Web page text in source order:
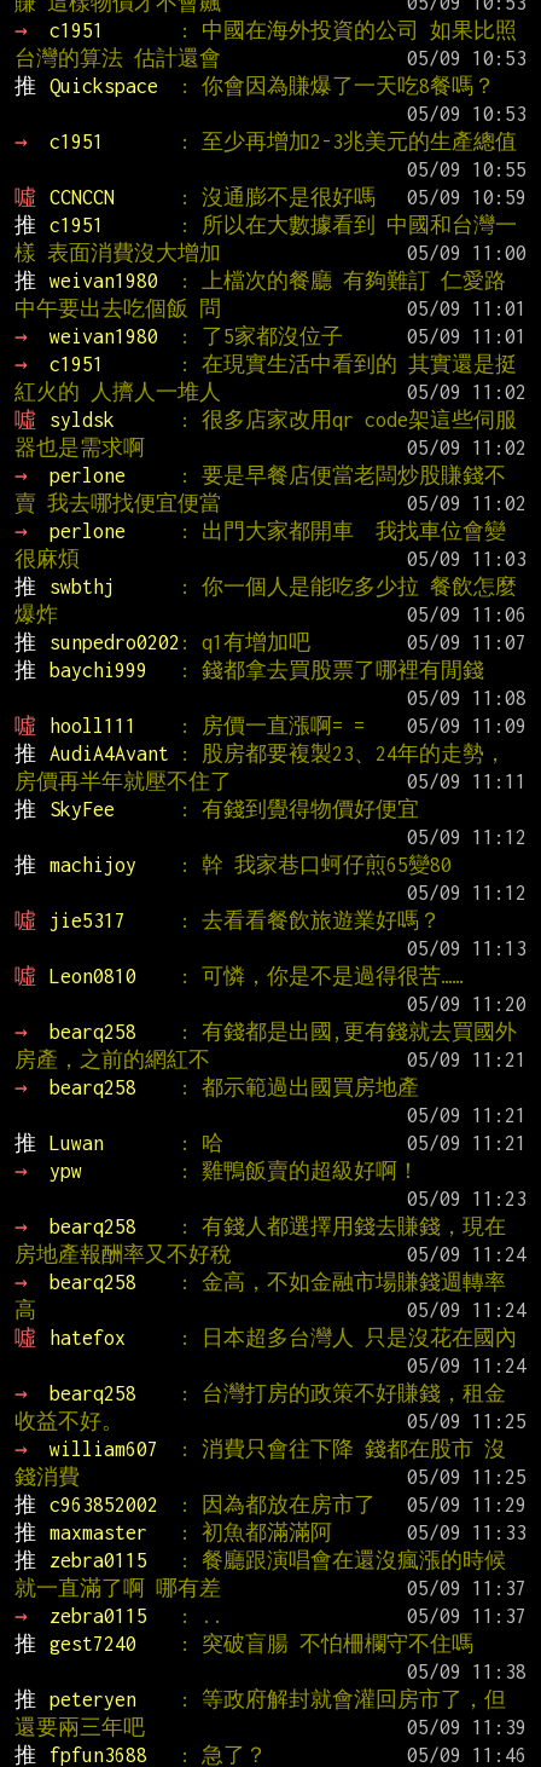
→
c1951
: 中國在海外投資的公司 如果比照
台灣的算法 估計還會
推
Quickspace
: 你會因為賺爆了一天吃8餐嗎？
→
c1951
: 至少再增加2-3兆美元的生產總值
噓
CCNCCN : 沒通膨不是很好嗎
推
c1951
: 所以在大數據看到 中國和台灣一
樣 表面消費沒大增加
推
weivan1980
: 上檔次的餐廳 有夠難訂 仁愛路
中午要出去吃個飯 問
→
weivan1980 : 了5家都沒位子
→
c1951
: 在現實生活中看到的 其實還是挺
紅火的 人擠人一堆人
噓
syldsk
: 很多店家改用qr code架這些伺服
器也是需求啊
→
perlone
: 要是早餐店便當老闆炒股賺錢不
賣 我去哪找便宜便當
→
perlone
: 出門大家都開車  我找車位會變
很麻煩
推
swbthj
: 你一個人是能吃多少拉 餐飲怎麼
爆炸
推
sunpedro0202 : q1有增加吧
推
baychi999
: 錢都拿去買股票了哪裡有閒錢
噓
hooll111 : 房價一直漲啊= =
推
AudiA4Avant
: 股房都要複製23、24年的走勢，
房價再半年就壓不住了
推
SkyFee
: 有錢到覺得物價好便宜
推
machijoy
: 幹 我家巷口蚵仔煎65變80
噓
jie5317
: 去看看餐飲旅遊業好嗎？
噓
Leon0810
: 可憐，你是不是過得很苦……
→
bearq258
: 有錢都是出國,更有錢就去買國外
房產，之前的網紅不
→
bearq258
: 都示範過出國買房地產
推
Luwan : 哈
→
ypw
: 雞鴨飯賣的超級好啊！
→
bearq258
: 有錢人都選擇用錢去賺錢，現在
房地產報酬率又不好稅
→
bearq258
: 金高，不如金融市場賺錢週轉率
高
噓
hatefox
: 日本超多台灣人 只是沒花在國內
→
bearq258
: 台灣打房的政策不好賺錢，租金
收益不好。
→
william607
: 消費只會往下降 錢都在股市 沒
錢消費
推
c963852002 : 因為都放在房市了
推
maxmaster : 初魚都滿滿阿
推
zebra0115
: 餐廳跟演唱會在還沒瘋漲的時候
就一直滿了啊 哪有差
→
zebra0115 : ..
推
gest7240
: 突破盲腸 不怕柵欄守不住嗎
推
peteryen
: 等政府解封就會灌回房市了，但
還要兩三年吧
推
fpfun3688 : 急了？